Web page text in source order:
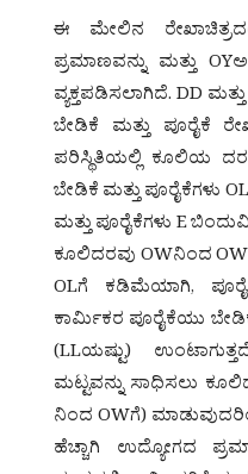
ಈ ಮೇಲಿನ
ಪ್ರಮಾಣವನ್ನು ಮತ್ತು
ವ್ಯಕ್ತಪಡಿಸಲಾಗಿದೆ. DD
ಬೇಡಿಕೆ ಮತ್ತು ಪೂರೈಕೆ
ಪರಿಸ್ಥಿತಿಯಲ್ಲಿ ಕೂಲಿಯ
ಬೇಡಿಕೆ ಮತ್ತು ಪೂರೈಕೆಗಳು
ಮತ್ತು ಪೂರೈಕೆಗಳು E
ಕೂಲಿದರವು OWನಿಂದ
OLಗೆ ಕಡಿಮೆಯಾಗಿ,
ಕಾರ್ಮಿಕರ ಪೂರೈಕೆಯು
(LLಯಷ್ಟು)
ಮಟ್ಟವನ್ನು ಸಾಧಿಸಲು
ನಿಂದ OWಗೆ)
ಹೆಚ್ಚಾಗಿ ಉದ್ಯೋಗದ